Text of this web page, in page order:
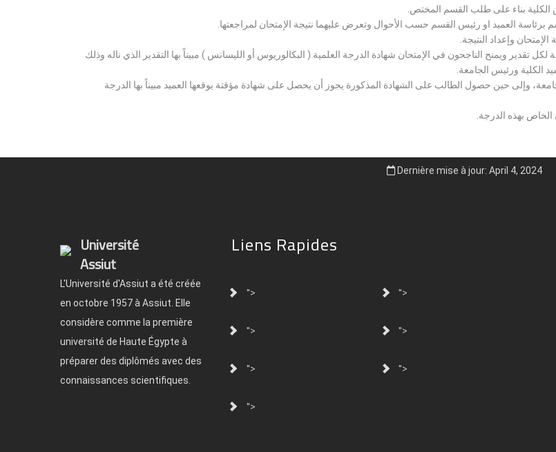
بناء على طلب القسم المختص.
العميد او رئيس القسم حسب الأحوال وتعرض عليهما نتيجة الإمتحان لمراجعتها.
وإعداد النتيجة.
تقدير ويمنح الناجحون في الإمتحان شهادة الدرجة العلمية ( البكالوريوس أو الليسانس ) مبيناً بها التقدير الذي ناله وذلك
الكلية ورئيس الجامعة.
وإلى حين حصول الطالب على الشهادة المذكورة يجوز أن يحصل على شهادة مؤقتة يوقعها العميد مبيناً بها الدرجة
الخاص بهذه الدرجة.
Dernière mise à jour: April 4, 2024
Université
Assiut
L'Université d'Assiut a été créée
en octobre 1957 à Assiut. Elle
considère comme la première
université de Haute Égypte à
préparer des diplômés avec des
connaissances scientifiques.
Liens Rapides
"> ">
"> ">
"> ">
">